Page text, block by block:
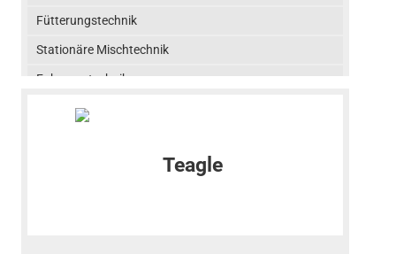
Fütterungstechnik
Stationäre Mischtechnik
Fahrzeugtechnik
Häcksel-Transportwagen Giga-Trailer